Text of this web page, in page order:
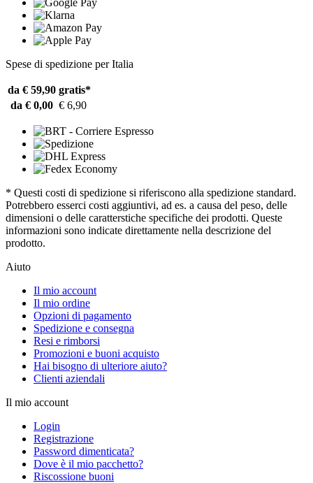
Spese di spedizione per Italia
da € 59,90 gratis*
da € 0,00 € 6,90
* Questi costi di spedizione si riferiscono alla spedizione standard.
Potrebbero esserci costi aggiuntivi, ad es. a causa del peso, delle
dimensioni o delle caratterstiche specifiche dei prodotti. Queste
informazioni sono indicate direttamente nella descrizione del
prodotto.
Aiuto
Il mio account
Il mio ordine
Opzioni di pagamento
Spedizione e consegna
Resi e rimborsi
Promozioni e buoni acquisto
Hai bisogno di ulteriore aiuto?
Clienti aziendali
Il mio account
Login
Registrazione
Password dimenticata?
Dove è il mio pacchetto?
Riscossione buoni